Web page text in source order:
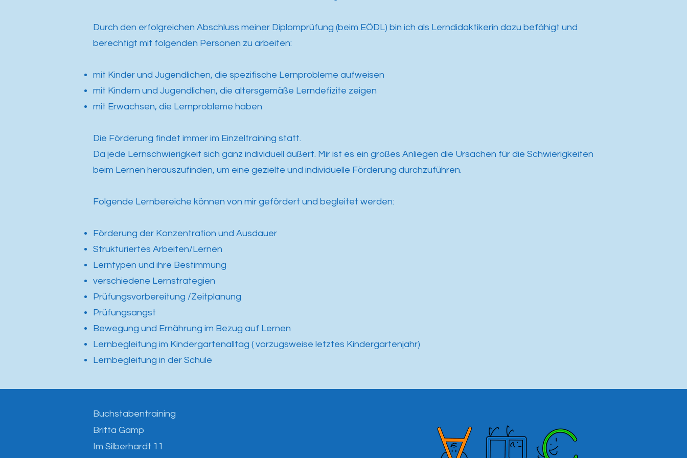
Durch den erfolgreichen Abschluss meiner Diplomprüfung (beim EÖDL) bin ich als Lerndidaktikerin dazu befähigt und
berechtigt mit folgenden Personen zu arbeiten:
mit Kinder und Jugendlichen, die spezifische Lernprobleme aufweisen
mit Kindern und Jugendlichen, die altersgemäße Lerndefizite zeigen
mit Erwachsen, die Lernprobleme haben
Die Förderung findet immer im Einzeltraining statt.
Da jede Lernschwierigkeit sich ganz individuell äußert. Mir ist es ein großes Anliegen die Ursachen für die Schwierigkeiten
beim Lernen herauszufinden, um eine gezielte und individuelle Förderung durchzuführen.
Folgende Lernbereiche können von mir gefördert und begleitet werden:
Förderung der Konzentration und Ausdauer
Strukturiertes Arbeiten/Lernen
Lerntypen und ihre Bestimmung
verschiedene Lernstrategien
Prüfungsvorbereitung /Zeitplanung
Prüfungsangst
Bewegung und Ernährung im Bezug auf Lernen
Lernbegleitung im Kindergartenalltag ( vorzugsweise letztes Kindergartenjahr)
Lernbegleitung in der Schule
Buchstabentraining
Britta Gamp
Im Silberhardt 11